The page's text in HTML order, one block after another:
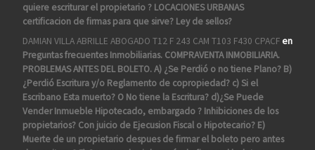
quiere escriturar el propietario ? LOCACIONES URBANAS
certificacion de firmas para que sirve? Ley de sellos?
DAMIAN VILLA ABRILLE ABOGADO T12 F 243 CAM T103 F430 CPACFen
Preguntas frecuentes Inmobiliarias. COMPRAVENTA INMOBILIARIA.
PROBLEMAS ANTES DEL BOLETO. A) ¿Se Perdió o no tiene Plano? B)
¿Perdió Escritura y/o Reglamento de copropiedad? c) Si el
Escribano Esta muerto? O No tiene la Escritura? d)¿Se Puede
Vender Inmueble Hipotecado, embargado ? Inhibiciones de los
propietarios? Con juicio de Ejecusion Fiscal o Hipotecario? E)
Muerte de un propietario despues de firmar el boleto pero antes